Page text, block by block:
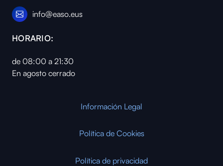
info@easo.eus
HORARIO:
de 08:00 a 21:30
En agosto cerrado
Información Legal
Política de Cookies
Política de privacidad